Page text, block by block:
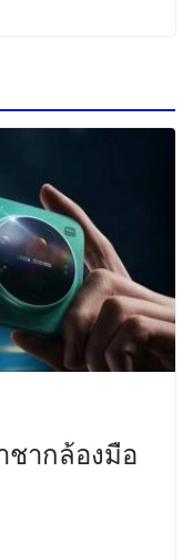
ชากล้องมือ